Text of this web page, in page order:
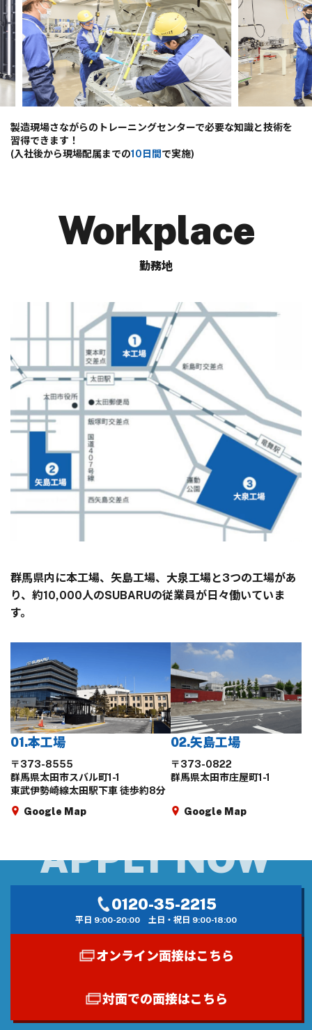
2025_仲間誘致大作戦#2
製造現場さながらのトレーニングセンターで必要な知識と技術を
習得できます！
(入社後から現場配属までの10日間で実施)
Workplace
勤務地
群馬県内に本工場、矢島工場、大泉工場と3つの工場があ
り、 約10,000人のSUBARUの従業員が日々働いていま
す。
01.本工場
〒373-8555
群馬県太田市スバル町1-1
東武伊勢崎線太田駅下車 徒歩約8分
Google Map
02.矢島工場
〒373-0822
群馬県太田市庄屋町1-1
Google Map
0120-35-2215
平日 9:00-20:00 土日・祝日 9:00-18:00
オンライン面接はこちら
対面での面接はこちら